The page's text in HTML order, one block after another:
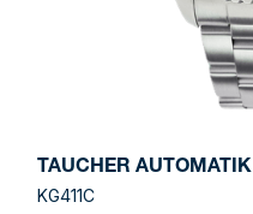
TAUCHER AUTOMATIK
KG411C